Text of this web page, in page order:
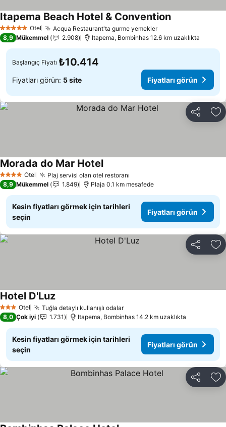
5 Yıldız Otel Acqua Restaurant'ta gurme yemeklerFiyatları görün
Itapema Beach Hotel & ConventionFiyatları görün
8,9 Mükemmel 2.908 Itapema, Bombinhas 12.6 km uzaklıkta
Başlangıç Fiyatı ₺10.414
Fiyatları görün: 5 site Fiyatları görün
Paylaş
4 Yıldız Otel Plaj servisi olan otel restoranı
Morada do Mar HotelFiyatları görün
8,9 Mükemmel 1.849 Plaja 0.1 km mesafede
Kesin fiyatları görmek için tarihleri
seçin
Fiyatları görün
Paylaş
3 YıldızOtel Tuğla detaylı kullanışlı odalarFiyatları görün
Hotel D'LuzFiyatları görün
8,0 Çok iyi 1.731 Itapema, Bombinhas 14.2 km uzaklıkta
Kesin fiyatları görmek için tarihleri
seçin
Fiyatları görün
Paylaş